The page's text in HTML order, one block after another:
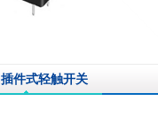
插件式轻触开关